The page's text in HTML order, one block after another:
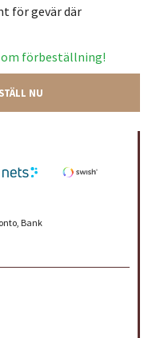
för gevär där
förbeställning!
NU
Bank